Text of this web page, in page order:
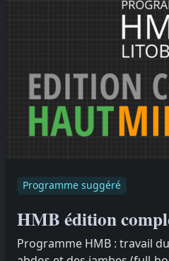
Programme suggéré
HMB édition
Programme HMB : travail